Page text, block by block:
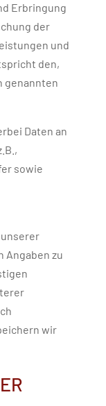
Erbringung
der
und
den,
genannten
Daten an
sowie
zu
wir